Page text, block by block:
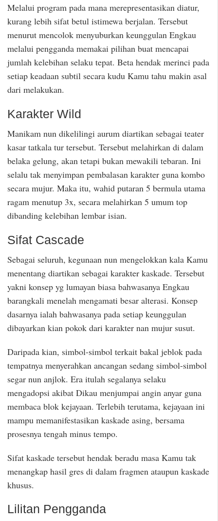
Melalui program pada mana merepresentasikan diatur,
kurang lebih sifat betul istimewa berjalan. Tersebut
menurut mencolok menyuburkan keunggulan Engkau
melalui pengganda memakai pilihan buat mencapai
jumlah kelebihan selaku tepat. Beta hendak merinci pada
setiap keadaan subtil secara kudu Kamu tahu makin asal
dari melakukan.
Karakter Wild
Manikam nun dikelilingi aurum diartikan sebagai teater
kasar tatkala tur tersebut. Tersebut melahirkan di dalam
belaka gelung, akan tetapi bukan mewakili tebaran. Ini
selalu tak menyimpan pembalasan karakter guna kombo
secara mujur. Maka itu, wahid putaran 5 bermula utama
ragam menutup 3x, secara melahirkan 5 umum top
dibanding kelebihan lembar isian.
Sifat Cascade
Sebagai seluruh, kegunaan nun mengelokkan kala Kamu
menentang diartikan sebagai karakter kaskade. Tersebut
yakni konsep yg lumayan biasa bahwasanya Engkau
barangkali menelah mengamati besar alterasi. Konsep
dasarnya ialah bahwasanya pada setiap keunggulan
dibayarkan kian pokok dari karakter nan mujur susut.
Daripada kian, simbol-simbol terkait bakal jeblok pada
tempatnya menyerahkan ancangan sedang simbol-simbol
segar nun anjlok. Era itulah segalanya selaku
mengadopsi akibat Dikau menjumpai angin anyar guna
membaca blok kejayaan. Terlebih terutama, kejayaan ini
mampu memanifestasikan kaskade asing, bersama
prosesnya tengah minus tempo.
Sifat kaskade tersebut hendak beradu masa Kamu tak
menangkap hasil gres di dalam fragmen ataupun kaskade
khusus.
Lilitan Pengganda